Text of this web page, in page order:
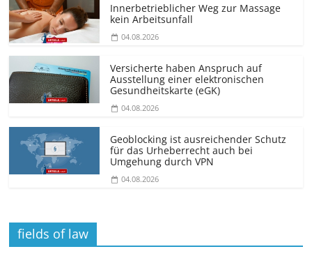
Innerbetrieblicher Weg zur Massage
kein Arbeitsunfall
04.08.2026
Versicherte haben Anspruch auf
Ausstellung einer elektronischen
Gesundheitskarte (eGK)
04.08.2026
Geoblocking ist ausreichender Schutz
für das Urheberrecht auch bei
Umgehung durch VPN
04.08.2026
fields of law